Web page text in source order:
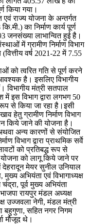
किया गया।
एवं राज्य योजना के अन्तर्गत
का निर्माण कार्य पूर्ण
जनसंख्या लाभान्वित हुई है।
में ग्रामीण निर्माण विभाग
(वित्तीय वर्ष 2021-22 में 7.55
को त्वरित गति से पूर्ण करने
आवश्यक है। इसलिए विभागीय
विभागीय मंत्री सतपाल
में इस विभाग द्वारा लगभग 50
से किया जा रहा है।इसी
हेतु ग्रामीण निर्माण विभाग
किये जाने की योजना है।
अन्य कारणों से संयोजित
विभाग द्वारा प्राथमिक सर्वे
को प्रतिबद्ध रूप से
को लागू किये जाने पर
देहरादून मेयर सुनील उनियाल
मुख्य अभियंता एवं विभागाध्यक्ष
पूर्व मुख्य अभियंता
रायपुर मंडल अध्यक्ष
उज्जवला नेगी, मंडल मंत्री
बहुगुणा, सहित नगर निगम
मौजूद थे।